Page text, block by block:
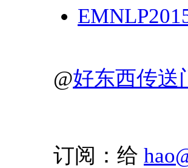
@好东西传送
订阅：给